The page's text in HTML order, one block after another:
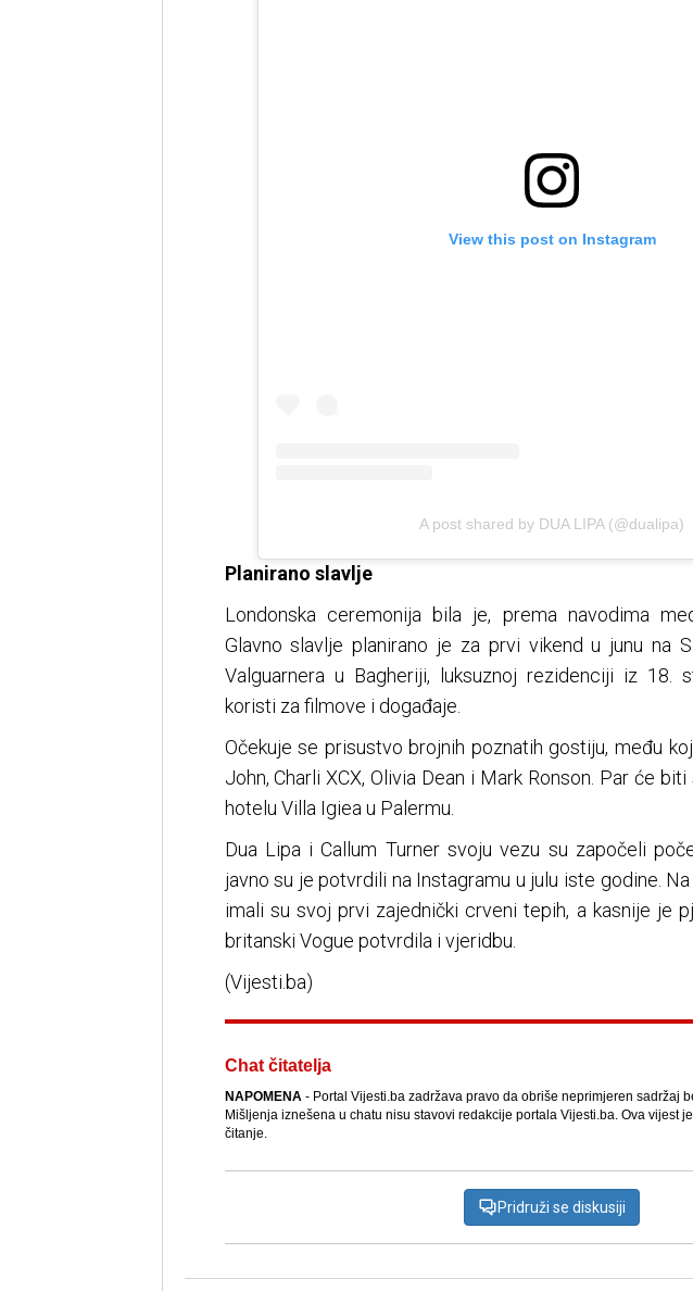
View this post on Instagram
A post shared by DUA LIPA (@dualipa)
Planirano slavlje
Londonska ceremonija bila je, prema navodima
Glavno slavlje planirano je za prvi vikend u junu na
Valguarnera u Bagheriji, luksuznoj rezidenciji iz 18.
koristi za filmove i događaje.
Očekuje se prisustvo brojnih poznatih gostiju, među
John, Charli XCX, Olivia Dean i Mark Ronson. Par će
hotelu Villa Igiea u Palermu.
Dua Lipa i Callum Turner svoju vezu su započeli
javno su je potvrdili na Instagramu u julu iste godine.
imali su svoj prvi zajednički crveni tepih, a kasnije je
britanski Vogue potvrdila i vjeridbu.
(Vijesti.ba)
Chat čitatelja
NAPOMENA- Portal Vijesti.ba zadržava pravo da obriše neprimjeren sadržaj
Mišljenja iznešena u chatu nisu stavovi redakcije portala Vijesti.ba. Ova vijest
čitanje.
Pridruži se diskusiji